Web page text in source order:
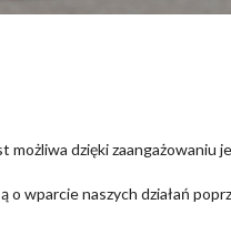
możliwa dzięki
o wparcie naszych działań